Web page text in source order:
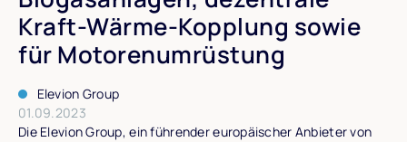
Kraft-Wärme-Kopplung sowie
für Motorenumrüstung
Elevion Group
01.09.2023
Die Elevion Group, ein führender europäischer Anbieter von